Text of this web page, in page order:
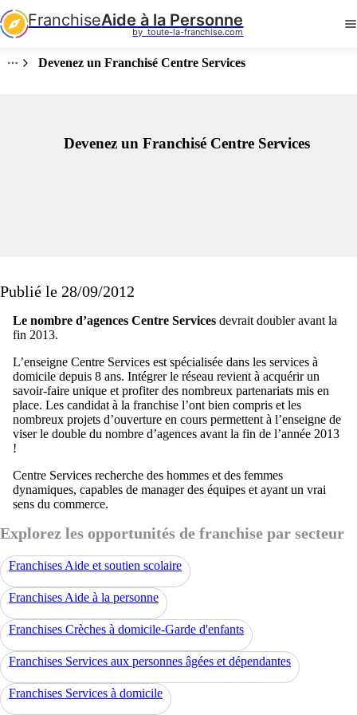
FranchiseAide à la Personne
by  toute-la-franchise.com
Devenez un Franchisé Centre Services
Devenez un Franchisé Centre Services
Publié le 28/09/2012
Le nombre d’agences Centre Services devrait doubler avant la
fin 2013.
L’enseigne Centre Services est spécialisée dans les services à
domicile depuis 8 ans. Intégrer le réseau revient à acquérir un
savoir-faire unique et profiter des nombreux partenariats mis en
place. Les candidat à la franchise l’ont bien compris et les
nombreux projets d’ouverture en cours permettent à l’enseigne de
viser le double du nombre d’agences avant la fin de l’année 2013
!
Centre Services recherche des hommes et des femmes
dynamiques, capables de manager des équipes et ayant un vrai
sens du commerce.
Explorez les opportunités de franchise par secteur
Franchises Aide et soutien scolaire
Franchises Aide à la personne
Franchises Crèches à domicile-Garde d'enfants
Franchises Services aux personnes âgées et dépendantes
Franchises Services à domicile